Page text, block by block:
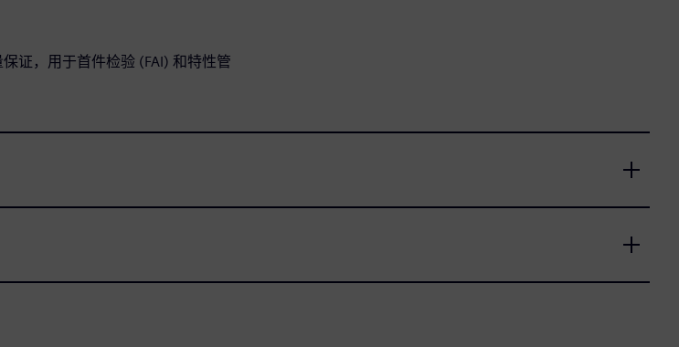
证，用于首件检验 (FAI) 和特性管